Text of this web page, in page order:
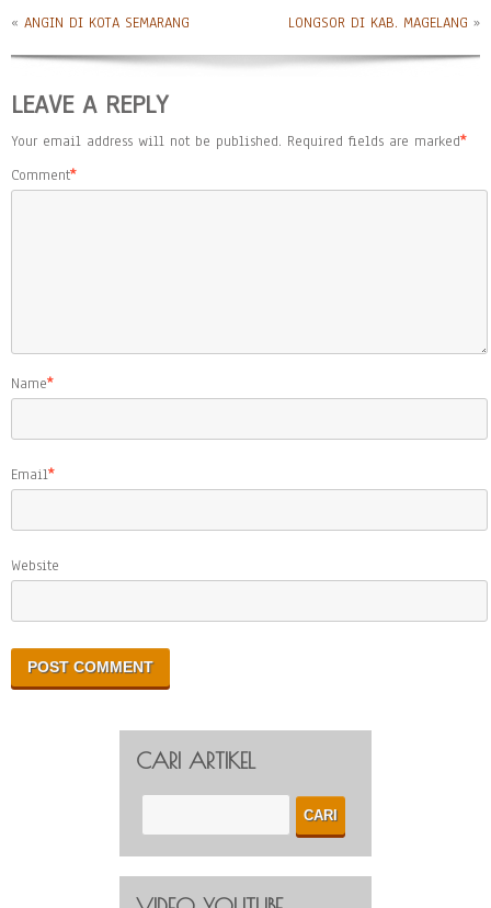
« ANGIN DI KOTA SEMARANG LONGSOR DI KAB. MAGELANG »
LEAVE A REPLY
Your email address will not be published. Required fields are marked*
Comment*
Name*
Email*
Website
CARI ARTIKEL